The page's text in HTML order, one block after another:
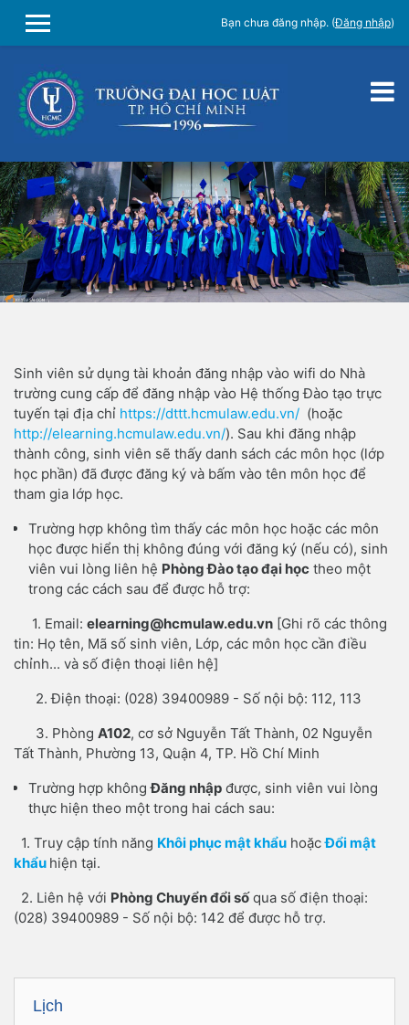
SIDE PANEL
Bạn chưa đăng nhập. (Đăng nhập)
Sinh viên sử dụng tài khoản đăng nhập vào wifi do Nhà
trường cung cấp để đăng nhập vào Hệ thống Đào tạo trực
tuyến tại địa chỉ https://dttt.hcmulaw.edu.vn/ (hoặc
http://elearning.hcmulaw.edu.vn/). Sau khi đăng nhập
thành công, sinh viên sẽ thấy danh sách các môn học (lớp
học phần) đã được đăng ký và bấm vào tên môn học để
tham gia lớp học.
Trường hợp không tìm thấy các môn học hoặc các môn
học được hiển thị không đúng với đăng ký (nếu có), sinh
viên vui lòng liên hệ PhòngĐào tạo đại học theo một
trong các cách sau để được hỗ trợ:
1. Email: elearning@hcmulaw.edu.vn [Ghi rõ các thông
tin: Họ tên, Mã số sinh viên, Lớp, các môn học cần điều
chỉnh... và số điện thoại liên hệ]
2. Điện thoại: (028) 39400989 - Số nội bộ: 112, 113
3. Phòng A102, cơ sở Nguyễn Tất Thành, 02 Nguyễn
Tất Thành, Phường 13, Quận 4, TP. Hồ Chí Minh
Trường hợp khôngĐăng nhập được, sinh viên vui lòng
thực hiện theo một trong hai cách sau:
1. Truy cập tính năng Khôi phục mật khẩu hoặcĐổi mật
khẩu hiện tại.
2. Liên hệ với Phòng Chuyển đổi sốqua số điện thoại:
(028) 39400989 - Số nội bộ: 142 để được hỗ trợ.
Lịch